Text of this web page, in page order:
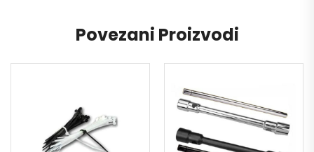
Povezani Proizvodi